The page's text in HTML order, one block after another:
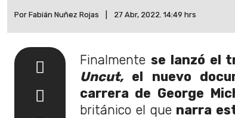
Por Fabián Nuñez Rojas 27 Abr, 2022. 14:49 hrs
Finalmente se lanzó el
Uncut, el nuevo
carrera de George
británico el que narra